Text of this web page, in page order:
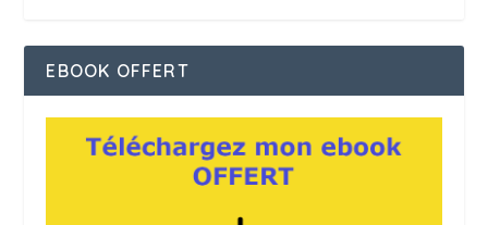
EBOOK OFFERT